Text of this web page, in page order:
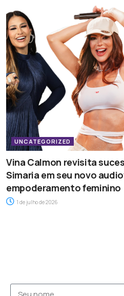
UNCATEGORIZED
Vina Calmon revisita
Simaria em seu novo
empoderamento feminino
1 de julho de 2026